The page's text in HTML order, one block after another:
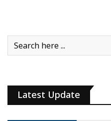
Latest Update